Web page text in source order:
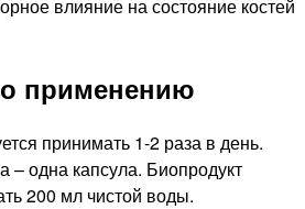
влияние на состояние костей
применению
принимать 1-2 раза в день.
– одна капсула. Биопродукт
200 мл чистой воды.